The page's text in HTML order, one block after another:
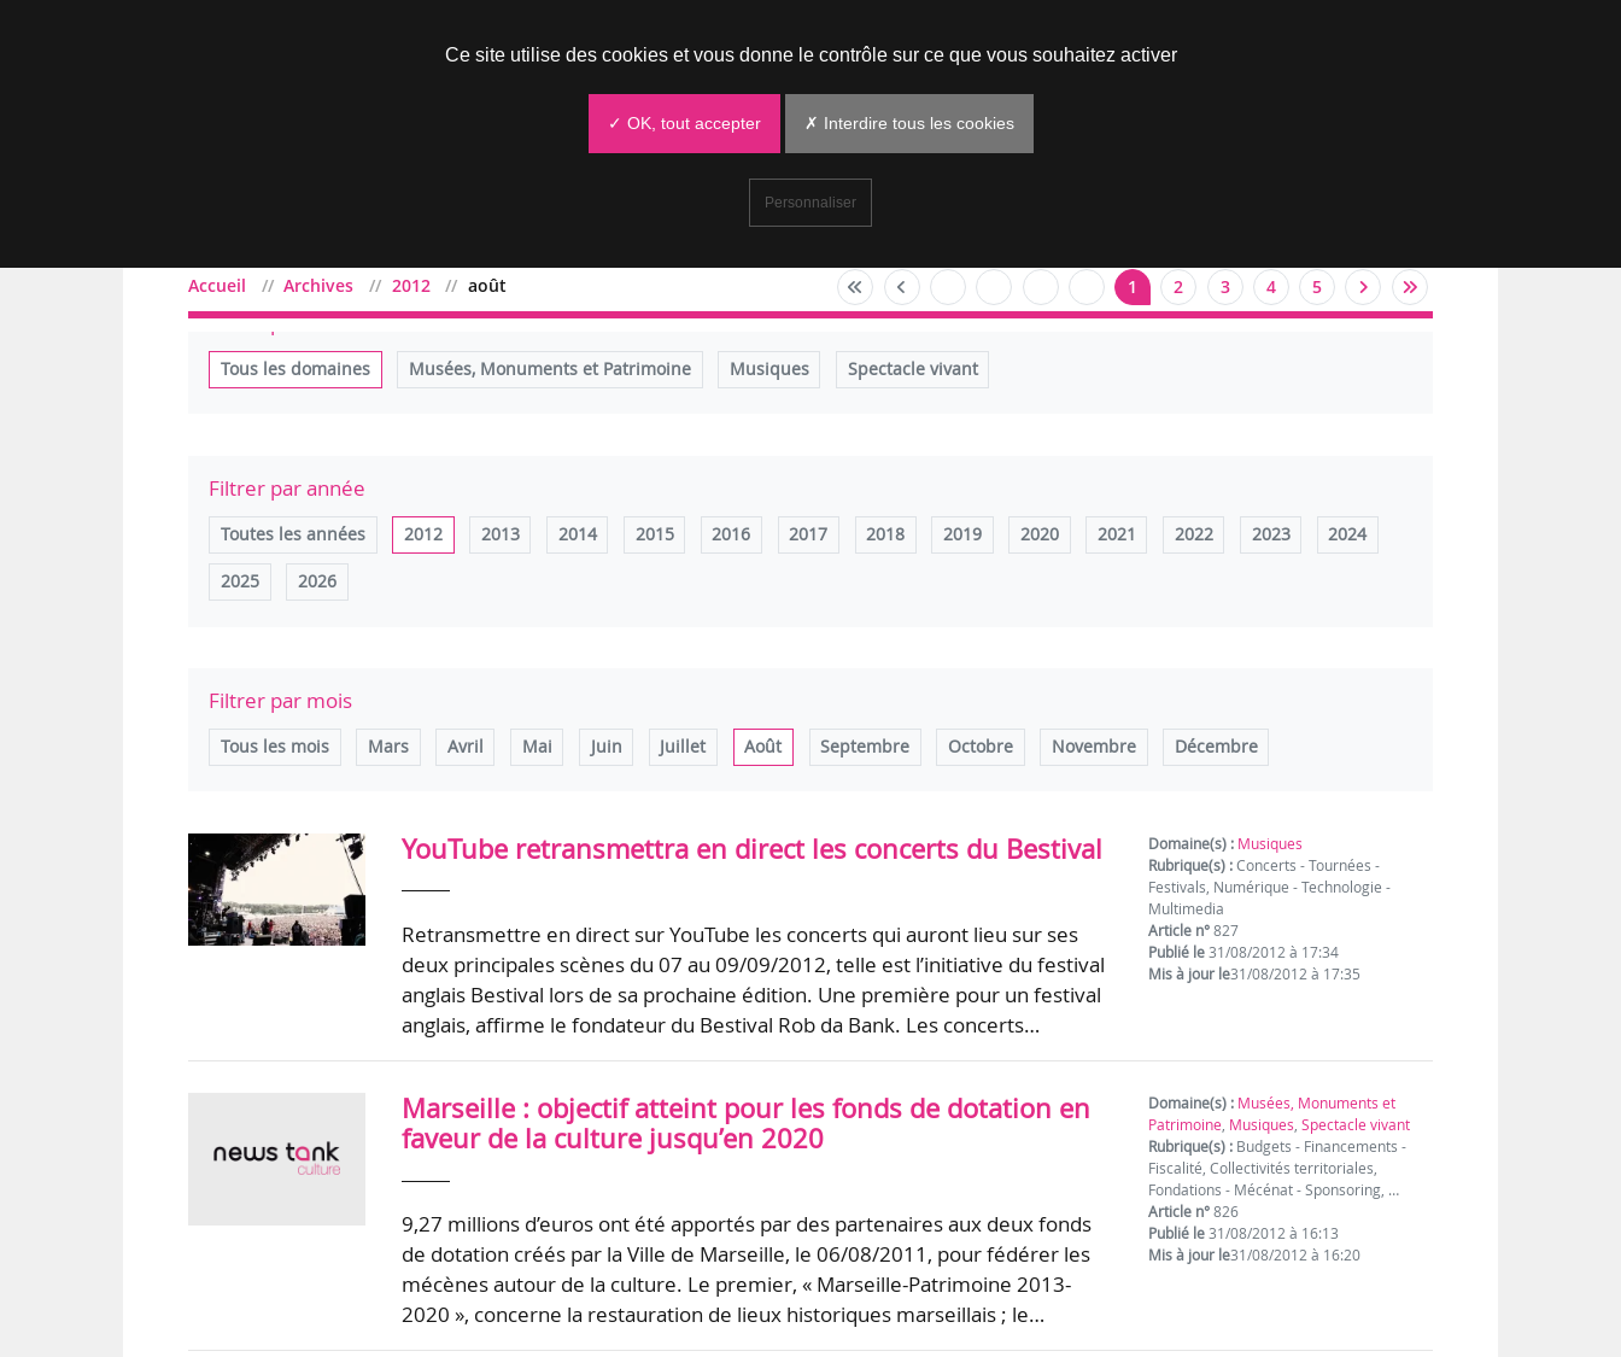
Accueil Archives 2012 août 1 2 3 4 5
Filtrer par domaine
Tous les domaines Musées, Monuments et Patrimoine Musiques Spectacle vivant
Filtrer par année
Toutes les années 2012 2013 2014 2015 2016 2017 2018 2019 2020 2021 2022 2023 2024
2025 2026
Filtrer par mois
Tous les mois Mars Avril Mai Juin Juillet Août Septembre Octobre Novembre Décembre
YouTube retransmettra en direct les concerts du Bestival
Retransmettre en direct sur YouTube les concerts qui auront lieu sur ses
deux principales scènes du 07 au 09/09/2012, telle est l’initiative du festival
anglais Bestival lors de sa prochaine édition. Une première pour un festival
anglais, affirme le fondateur du Bestival Rob da Bank. Les concerts…
Domaine(s) : Musiques
Rubrique(s) :Concerts - Tournées -
Festivals, Numérique - Technologie -
Multimedia
Article n°827
Publié le31/08/2012 à 17:34
Mis à jour le31/08/2012 à 17:35
Marseille : objectif atteint pour les fonds de dotation en
faveur de la culture jusqu’en 2020
9,27 millions d’euros ont été apportés par des partenaires aux deux fonds
de dotation créés par la Ville de Marseille, le 06/08/2011, pour fédérer les
mécènes autour de la culture. Le premier, « Marseille-Patrimoine 2013-
2020 », concerne la restauration de lieux historiques marseillais ; le…
Domaine(s) : Musées, Monuments et
Patrimoine, Musiques,Spectacle vivant
Rubrique(s) : Budgets - Financements -
Fiscalité, Collectivités territoriales,
Fondations - Mécénat - Sponsoring, …
Article n°826
Publié le31/08/2012 à 16:13
Mis à jour le31/08/2012 à 16:20
Ce site utilise des cookies et vous donne le contrôle sur ce que vous souhaitez activer
✓ OK, tout accepter ✗ Interdire tous les cookies
Personnaliser